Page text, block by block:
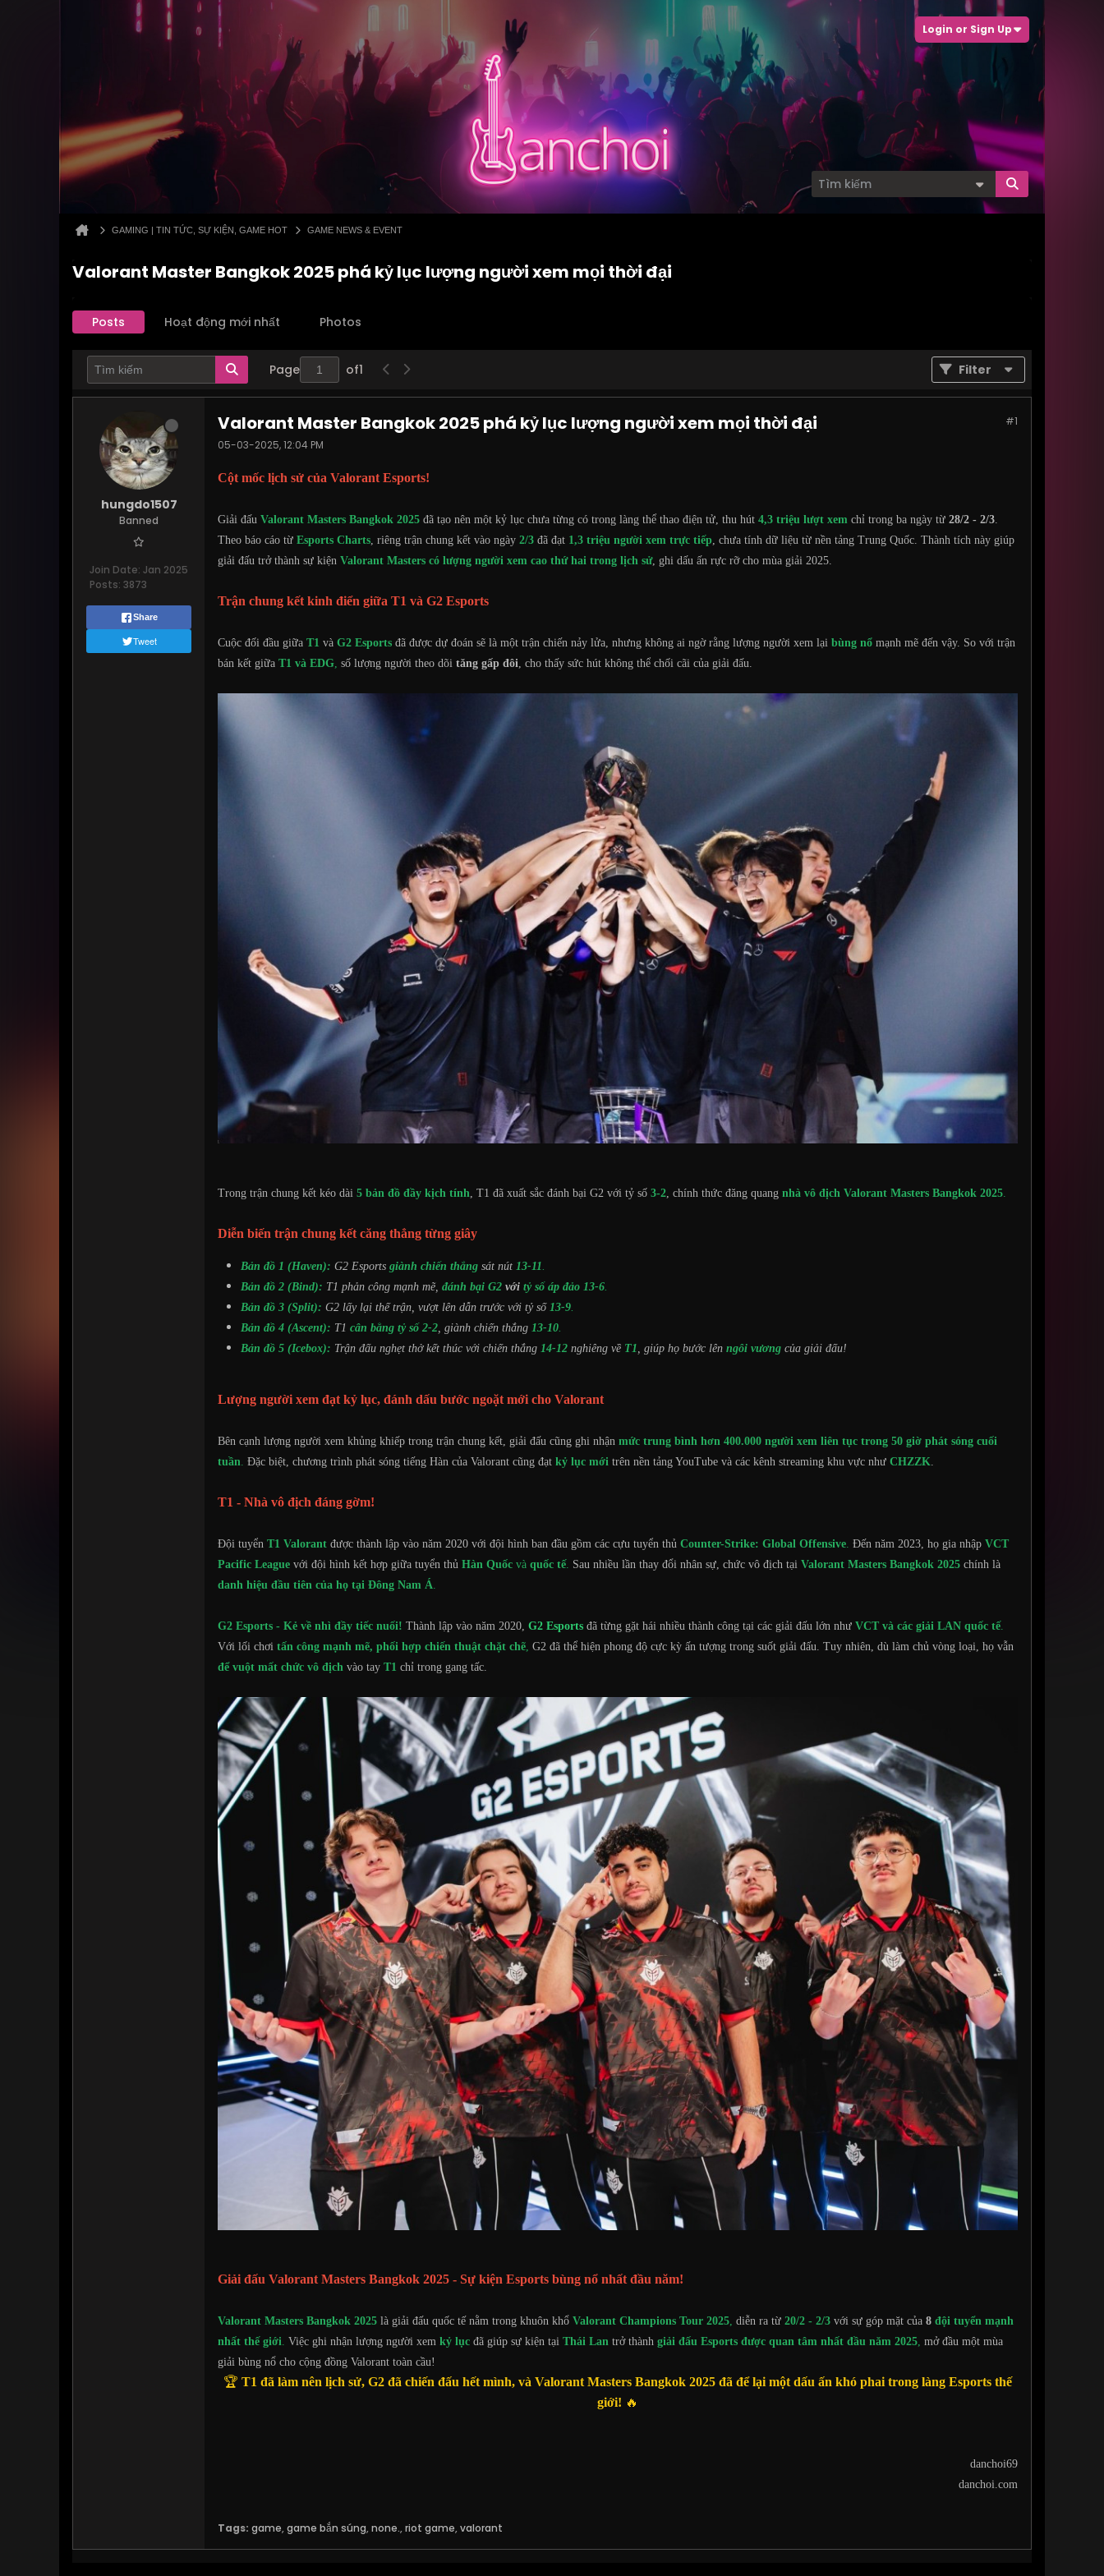
Login or Sign Up
GAMING | TIN TỨC, SỰ KIỆN, GAME HOT GAME NEWS & EVENT
Valorant Master Bangkok 2025 phá kỷ lục lượng người xem mọi thời đại
Posts Hoạt động mới nhất Photos
Page of1 Filter
hungdo1507
Banned
Join Date: Jan 2025
Posts: 3873
Share
Tweet
#1
Valorant Master Bangkok 2025 phá kỷ lục lượng người xem mọi thời đại
05-03-2025, 12:04 PM
Cột mốc lịch sử của Valorant Esports!
Giải đấu Valorant Masters Bangkok 2025 đã tạo nên một kỷ lục chưa từng có trong làng thể thao điện tử, thu hút 4,3 triệu lượt xem chỉ trong ba ngày từ 28/2 - 2/3.
Theo báo cáo từ Esports Charts, riêng trận chung kết vào ngày 2/3 đã đạt 1,3 triệu người xem trực tiếp, chưa tính dữ liệu từ nền tảng Trung Quốc. Thành tích này giúp
giải đấu trở thành sự kiện Valorant Masters có lượng người xem cao thứ hai trong lịch sử, ghi dấu ấn rực rỡ cho mùa giải 2025.
Trận chung kết kinh điển giữa T1 và G2 Esports
Cuộc đối đầu giữa T1 và G2 Esports đã được dự đoán sẽ là một trận chiến nảy lửa, nhưng không ai ngờ rằng lượng người xem lại bùng nổ mạnh mẽ đến vậy. So với trận
bán kết giữa T1 và EDG, số lượng người theo dõi tăng gấp đôi, cho thấy sức hút không thể chối cãi của giải đấu.
Trong trận chung kết kéo dài 5 bản đồ đầy kịch tính, T1 đã xuất sắc đánh bại G2 với tỷ số 3-2, chính thức đăng quang nhà vô địch Valorant Masters Bangkok 2025.
Diễn biến trận chung kết căng thẳng từng giây
Bản đồ 1 (Haven): G2 Esports giành chiến thắng sát nút 13-11.
Bản đồ 2 (Bind): T1 phản công mạnh mẽ, đánh bại G2 với tỷ số áp đảo 13-6.
Bản đồ 3 (Split): G2 lấy lại thế trận, vượt lên dẫn trước với tỷ số 13-9.
Bản đồ 4 (Ascent): T1 cân bằng tỷ số 2-2, giành chiến thắng 13-10.
Bản đồ 5 (Icebox): Trận đấu nghẹt thở kết thúc với chiến thắng 14-12 nghiêng về T1, giúp họ bước lên ngôi vương của giải đấu!
Lượng người xem đạt kỷ lục, đánh dấu bước ngoặt mới cho Valorant
Bên cạnh lượng người xem khủng khiếp trong trận chung kết, giải đấu cũng ghi nhận mức trung bình hơn 400.000 người xem liên tục trong 50 giờ phát sóng cuối
tuần. Đặc biệt, chương trình phát sóng tiếng Hàn của Valorant cũng đạt kỷ lục mới trên nền tảng YouTube và các kênh streaming khu vực như CHZZK.
T1 - Nhà vô địch đáng gờm!
Đội tuyển T1 Valorant được thành lập vào năm 2020 với đội hình ban đầu gồm các cựu tuyển thủ Counter-Strike: Global Offensive. Đến năm 2023, họ gia nhập VCT
Pacific League với đội hình kết hợp giữa tuyển thủ Hàn Quốc và quốc tế. Sau nhiều lần thay đổi nhân sự, chức vô địch tại Valorant Masters Bangkok 2025 chính là
danh hiệu đầu tiên của họ tại Đông Nam Á.
G2 Esports - Kẻ về nhì đầy tiếc nuối! Thành lập vào năm 2020, G2 Esports đã từng gặt hái nhiều thành công tại các giải đấu lớn như VCT và các giải LAN quốc tế.
Với lối chơi tấn công mạnh mẽ, phối hợp chiến thuật chặt chẽ, G2 đã thể hiện phong độ cực kỳ ấn tượng trong suốt giải đấu. Tuy nhiên, dù làm chủ vòng loại, họ vẫn
để vuột mất chức vô địch vào tay T1 chỉ trong gang tấc.
Giải đấu Valorant Masters Bangkok 2025 - Sự kiện Esports bùng nổ nhất đầu năm!
Valorant Masters Bangkok 2025 là giải đấu quốc tế nằm trong khuôn khổ Valorant Champions Tour 2025, diễn ra từ 20/2 - 2/3 với sự góp mặt của 8 đội tuyển mạnh
nhất thế giới. Việc ghi nhận lượng người xem kỷ lục đã giúp sự kiện tại Thái Lan trở thành giải đấu Esports được quan tâm nhất đầu năm 2025, mở đầu một mùa
giải bùng nổ cho cộng đồng Valorant toàn cầu!
🏆 T1 đã làm nên lịch sử, G2 đã chiến đấu hết mình, và Valorant Masters Bangkok 2025 đã để lại một dấu ấn khó phai trong làng Esports thế
giới! 🔥
danchoi69
danchoi.com
Tags: game, game bắn súng, none., riot game, valorant